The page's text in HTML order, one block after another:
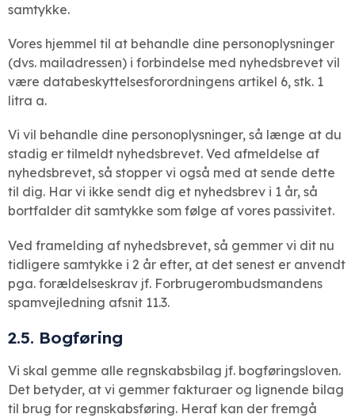
samtykke.
Vores hjemmel til at behandle dine personoplysninger
(dvs. mailadressen) i forbindelse med nyhedsbrevet vil
være databeskyttelsesforordningens artikel 6, stk. 1
litra a.
Vi vil behandle dine personoplysninger, så længe at du
stadig er tilmeldt nyhedsbrevet. Ved afmeldelse af
nyhedsbrevet, så stopper vi også med at sende dette
til dig. Har vi ikke sendt dig et nyhedsbrev i 1 år, så
bortfalder dit samtykke som følge af vores passivitet.
Ved framelding af nyhedsbrevet, så gemmer vi dit nu
tidligere samtykke i 2 år efter, at det senest er anvendt
pga. forældelseskrav jf. Forbrugerombudsmandens
spamvejledning afsnit 11.3.
2.5. Bogføring
Vi skal gemme alle regnskabsbilag jf. bogføringsloven.
Det betyder, at vi gemmer fakturaer og lignende bilag
til brug for regnskabsføring. Heraf kan der fremgå